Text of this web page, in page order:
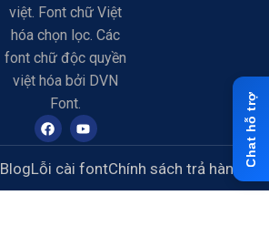
việt. Font chữ Việt
hóa chọn lọc. Các
font chữ độc quyền
việt hóa bởi DVN
Font.
BlogLỗi cài fontChính sách trả hàng